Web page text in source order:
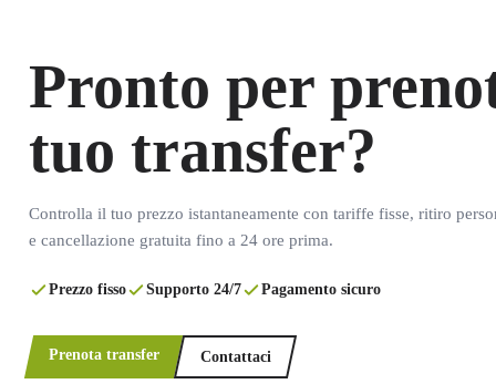
Pronto per
tuo transfer?
Controlla il tuo prezzo istantaneamente con tariffe fisse, ritiro
e cancellazione gratuita fino a 24 ore prima.
Prezzo fisso Supporto 24/7 Pagamento sicuro
Prenota transfer Contattaci